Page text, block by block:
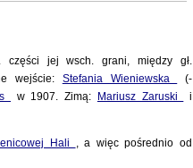
części jej wsch. grani, między gł.
wejście: Stefania Wieniewska
(-
w 1907. Zimą: Mariusz Zaruski
i
Hali
, a więc pośrednio od